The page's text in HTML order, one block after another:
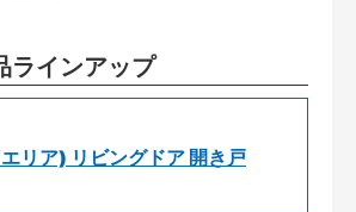
ラインアップ
リア) リビングドア 開き戸